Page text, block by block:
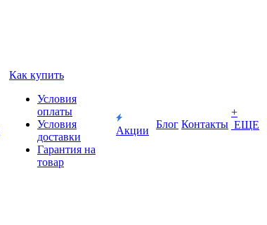
Как купить
Условия
оплаты
Условия
доставки
Гарантия на
товар
Акции
Блог Контакты
+
ЕЩЕ